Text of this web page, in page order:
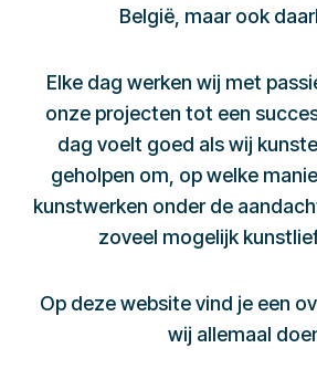
België, maar ook
Elke dag werken wij met
onze projecten tot een
dag voelt goed als wij
geholpen om, op welke
kunstwerken onder de
zoveel mogelijk
Op deze website vind je een
wij allemaal